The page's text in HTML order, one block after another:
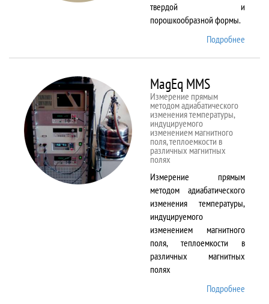
твердой и
порошкообразной формы.
Подробнее
MagEq MMS
Измерение прямым
методом адиабатического
изменения температуры,
индуцируемого
изменением магнитного
поля, теплоемкости в
различных магнитных
полях
Измерение прямым
методом адиабатического
изменения температуры,
индуцируемого
изменением магнитного
поля, теплоемкости в
различных магнитных
полях
Подробнее